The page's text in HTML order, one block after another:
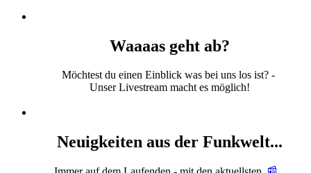
Waaaas geht ab?
Möchtest du einen Einblick was bei uns los ist? -
Unser Livestream macht es möglich!
Neuigkeiten aus der Funkwelt...